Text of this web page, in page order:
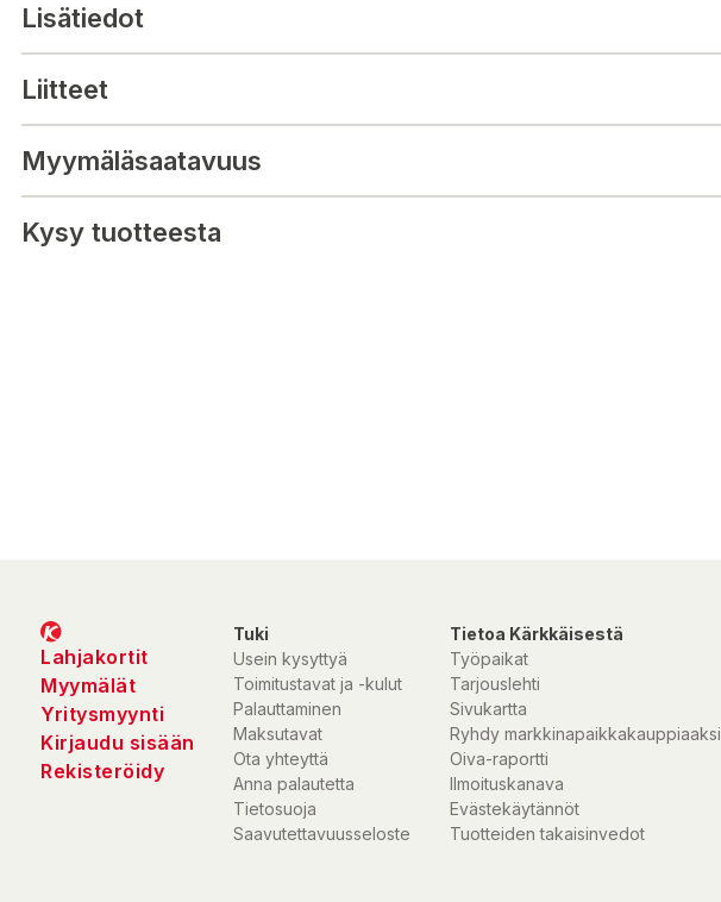
Lisätiedot
Liitteet
Myymäläsaatavuus
Kysy tuotteesta
Lahjakortit
Myymälät
Yritysmyynti
Kirjaudu sisään
Rekisteröidy
Tuki
Usein kysyttyä
Toimitustavat ja -kulut
Palauttaminen
Maksutavat
Ota yhteyttä
Anna palautetta
Tietosuoja
Saavutettavuusseloste
Tietoa Kärkkäisestä
Työpaikat
Tarjouslehti
Sivukartta
Ryhdy markkinapaikkakauppiaaksi
Oiva-raportti
Ilmoituskanava
Evästekäytännöt
Tuotteiden takaisinvedot